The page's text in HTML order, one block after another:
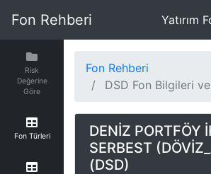
Fon Rehberi Yatırım
Risk
Değerine
Göre
Fon Türleri
Fon Rehberi
DSD Fon Bilgileri
DENİZ PORTFÖY
SERBEST
(DSD)